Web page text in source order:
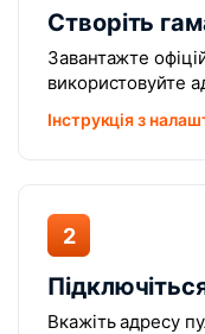
Створіть
Завантажте
використовуйте
Інструкція з
2
Вкажіть адресу